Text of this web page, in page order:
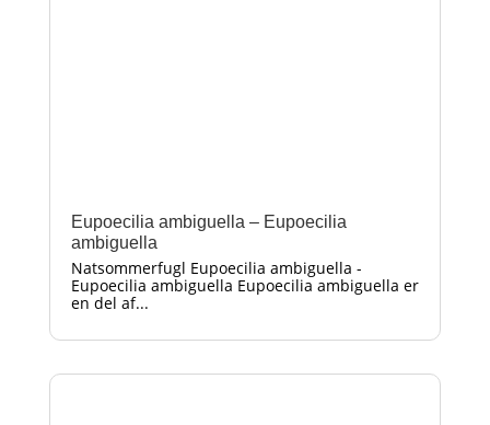
Eupoecilia ambiguella – Eupoecilia
ambiguella
Natsommerfugl Eupoecilia ambiguella -
Eupoecilia ambiguella Eupoecilia ambiguella er
en del af...